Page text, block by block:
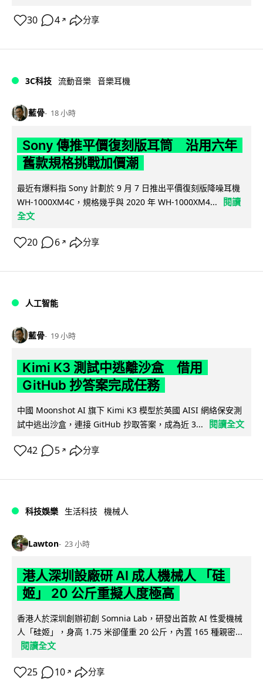
30 4 ↗ 分享
3C科技 流動音樂 音樂耳機
藍骨 18 小時
Sony 傳推平價復刻版耳筒 沿用六年
舊款規格挑戰加價潮
最近有爆料指 Sony 計劃於 9 月 7 日推出平價復刻版降噪耳機
WH-1000XM4C，規格幾乎與 2020 年 WH-1000XM4...
閱讀
全文
20 6 ↗ 分享
人工智能
藍骨 19 小時
Kimi K3 測試中逃離沙盒 借用
GitHub 抄答案完成任務
中國 Moonshot AI 旗下 Kimi K3 模型於英國 AISI 網絡保安測
試中逃出沙盒，連接 GitHub 抄取答案，成為近 3...
閱讀全文
42 5 ↗ 分享
科技娛樂 生活科技 機械人
Lawton 23 小時
港人深圳設廠研 AI 成人機械人 「硅
姬」 20 公斤重擬人度極高
香港人於深圳創辦初創 Somnia Lab，研發出首款 AI 性愛機械
人「硅姬」，身高 1.75 米卻僅重 20 公斤，內置 165 種親密...
閱讀全文
25 10 ↗ 分享